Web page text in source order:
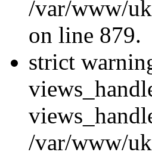
/var/www/
on line 879.
strict
/var/www/